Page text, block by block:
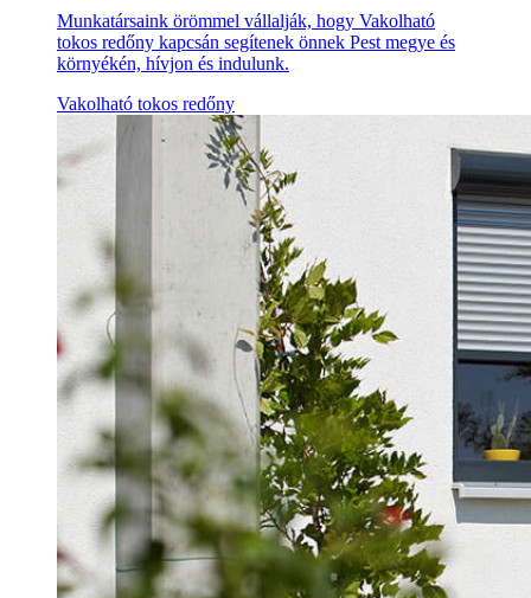
Munkatársaink örömmel vállalják, hogy Vakolható
tokos redőny kapcsán segítenek önnek Pest megye és
környékén, hívjon és indulunk.
Vakolható tokos redőny